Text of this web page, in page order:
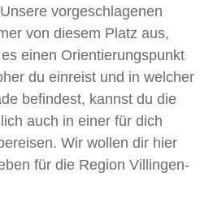
vorgeschlagenen
von diesem Platz aus,
einen Orientierungspunkt
du einreist und in welcher
befindest, kannst du die
auch in einer für dich
Wir wollen dir hier
für die Region Villingen-